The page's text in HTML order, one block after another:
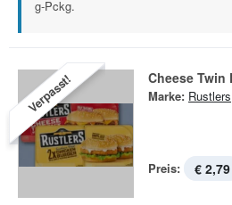
g-Pckg.
Verpasst! Cheese Twin
Marke: Rustlers
Preis: € 2,79